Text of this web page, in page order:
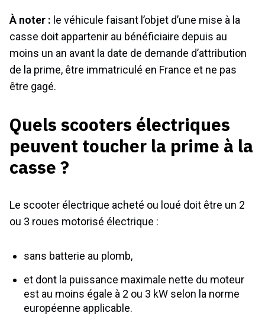
À noter : le véhicule faisant l’objet d’une mise à la
casse doit appartenir au bénéficiaire depuis au
moins un an avant la date de demande d’attribution
de la prime, être immatriculé en France et ne pas
être gagé.
Quels scooters électriques
peuvent toucher la prime à la
casse ?
Le scooter électrique acheté ou loué doit être un 2
ou 3 roues motorisé électrique :
sans batterie au plomb,
et dont la puissance maximale nette du moteur
est au moins égale à 2 ou 3 kW selon la norme
européenne applicable.